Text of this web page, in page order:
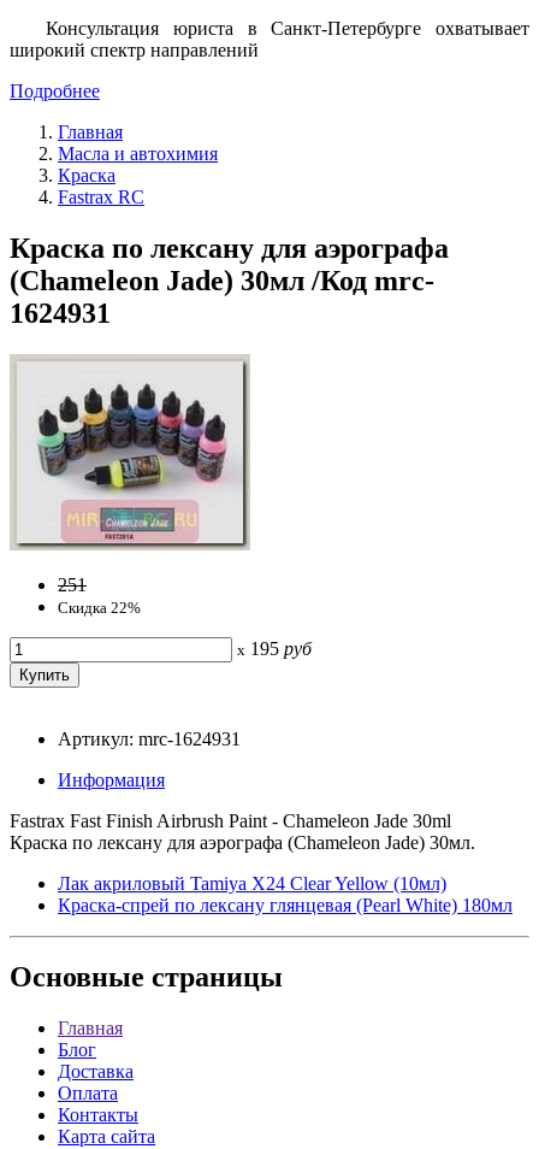
Консультация юриста в Санкт-Петербурге охватывает
широкий спектр направлений
Подробнее
Главная
Масла и автохимия
Краска
Fastrax RC
Краска по лексану для аэрографа
(Chameleon Jade) 30мл /Код mrc-
1624931
251
Скидка 22%
x 195 руб
Артикул: mrc-1624931
Информация
Fastrax Fast Finish Airbrush Paint - Chameleon Jade 30ml
Краска по лексану для аэрографа (Chameleon Jade) 30мл.
Лак акриловый Tamiya X24 Clear Yellow (10мл)
Краска-спрей по лексану глянцевая (Pearl White) 180мл
Основные страницы
Главная
Блог
Доставка
Оплата
Контакты
Карта сайта